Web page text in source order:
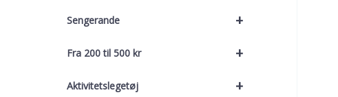
+
Sengerande
+
Fra 200 til 500 kr
+
Aktivitetslegetøj